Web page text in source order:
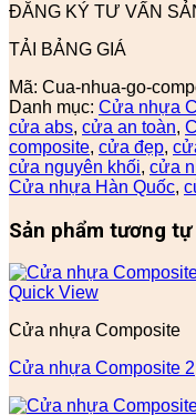
ĐĂNG KÝ TƯ VẤN
TẢI BẢNG GIÁ
Mã: Cua-nhua-go-
Danh mục: Cửa nhựa
cửa abs, cửa an toàn,
composite, cửa đẹp,
cửa nguyên khối, cửa
Cửa nhựa Hàn Quốc,
Sản phẩm tương tự
Quick View
Cửa nhựa Composite
Cửa nhựa Composite 2